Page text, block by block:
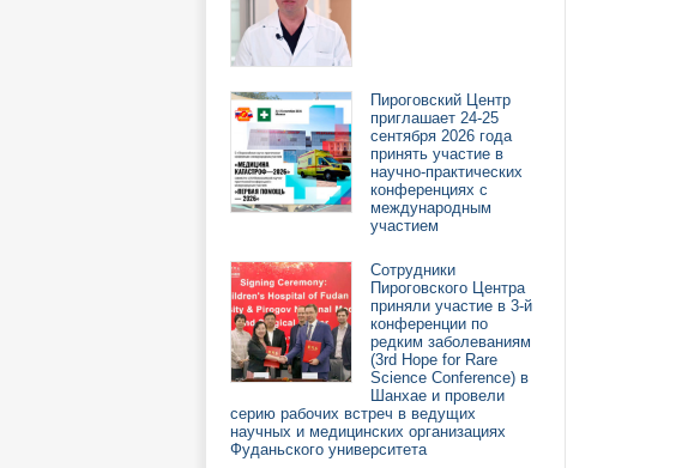
Пироговский Центр
приглашает 24-25
сентября 2026 года
принять участие в
научно-практических
конференциях с
международным
участием
Сотрудники
Пироговского Центра
приняли участие в 3-й
конференции по
редким заболеваниям
(3rd Hope for Rare
Science Conference) в
Шанхае и провели
серию рабочих встреч в ведущих
научных и медицинских организациях
Фуданьского университета